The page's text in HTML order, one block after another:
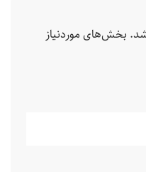
بخش‌های موردنیاز